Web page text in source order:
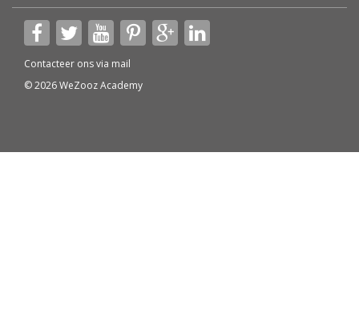
Contacteer ons via mail
© 2026 WeZooz Academy